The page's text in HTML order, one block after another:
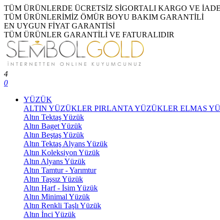
TÜM ÜRÜNLERDE ÜCRETSİZ SİGORTALI KARGO VE İADE
TÜM ÜRÜNLERİMİZ ÖMÜR BOYU BAKIM GARANTİLİ
EN UYGUN FİYAT GARANTİSİ
TÜM ÜRÜNLER GARANTİLİ VE FATURALIDIR
4
0
YÜZÜK
ALTIN YÜZÜKLER PIRLANTA YÜZÜKLER ELMAS
Altın Tektaş Yüzük
Altın Baget Yüzük
Altın Beştaş Yüzük
Altın Tektaş Alyans Yüzük
Altın Koleksiyon Yüzük
Altın Alyans Yüzük
Altın Tamtur - Yarımtur
Altın Taşsız Yüzük
Altın Harf - İsim Yüzük
Altın Minimal Yüzük
Altın Renkli Taşlı Yüzük
Altın İnci Yüzük